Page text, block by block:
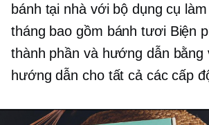
bánh tại nhà với bộ dụng cụ
tháng bao gồm bánh tươi Biện
thành phần và hướng dẫn bằng
hướng dẫn cho tất cả các cấp